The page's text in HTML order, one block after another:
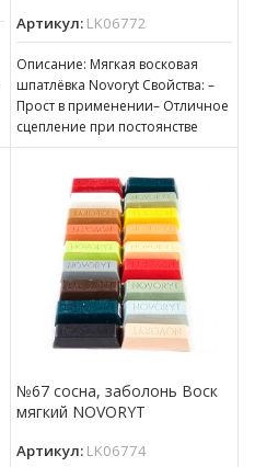
Артикул: LK06772
Описание: Мягкая восковая
шпатлёвка Novoryt Свойства: –
Прост в применении– Отличное
сцепление при постоянстве
консистенции– Готов к
№67 сосна, заболонь Воск
мягкий NOVORYT
Артикул: LK06774